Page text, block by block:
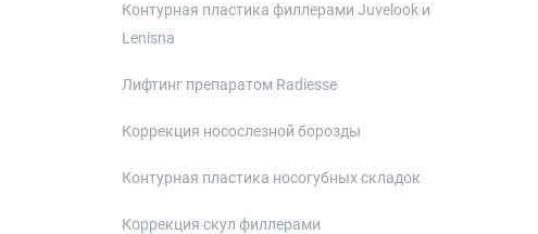
Контурная пластика филлерами Juvelook и
Lenisna
Лифтинг препаратом Radiesse
Коррекция носослезной борозды
Контурная пластика носогубных складок
Коррекция скул филлерами